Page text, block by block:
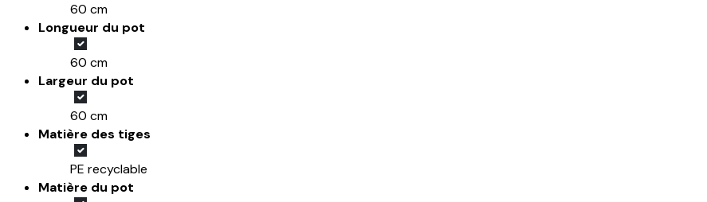
60 cm
Longueur du pot
60 cm
Largeur du pot
60 cm
Matière des tiges
PE recyclable
Matière du pot